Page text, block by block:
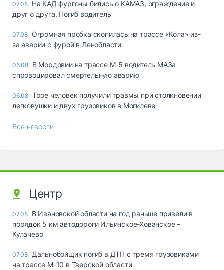
07.08 На КАД фургоны бились о КАМАЗ, ограждение и
друг о друга. Погиб водитель
07.08 Огромная пробка скопилась на трассе «Кола» из-
за аварии с фурой в Ленобласти
06.08 В Мордовии на трассе М-5 водитель МАЗа
спровоцировал смертельную аварию
06.08 Трое человек получили травмы при столкновении
легковушки и двух грузовиков в Могилеве
Все новости
Центр
07.08 В Ивановской области на год раньше привели в
порядок 5 км автодороги Ильинское-Хованское –
Кулачево
07.08 Дальнобойщик погиб в ДТП с тремя грузовиками
на трассе М-10 в Тверской области